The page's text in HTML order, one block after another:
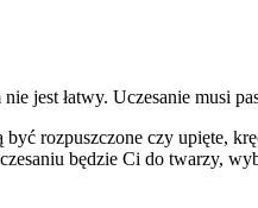
jest łatwy. Uczesanie musi
rozpuszczone czy upięte,
będzie Ci do twarzy,